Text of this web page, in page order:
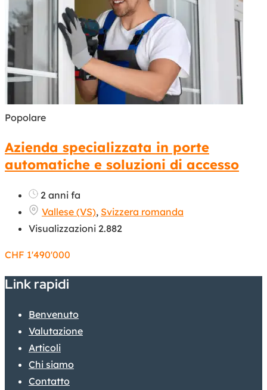
Popolare
Azienda specializzata in porte
automatiche e soluzioni di accesso
2 anni fa
Vallese (VS), Svizzera romanda
Visualizzazioni 2.882
CHF 1'490'000
Link rapidi
Benvenuto
Valutazione
Articoli
Chi siamo
Contatto